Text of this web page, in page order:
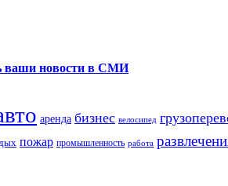
ваши новости в СМИ
аренда бизнес велосипед
пожар промышленность работа